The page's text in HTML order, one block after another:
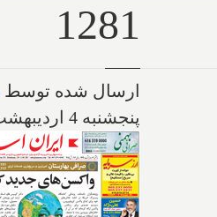
1281
ارسال شده توسط
پنجشنبه 4 اردیبهشت ماه 1399